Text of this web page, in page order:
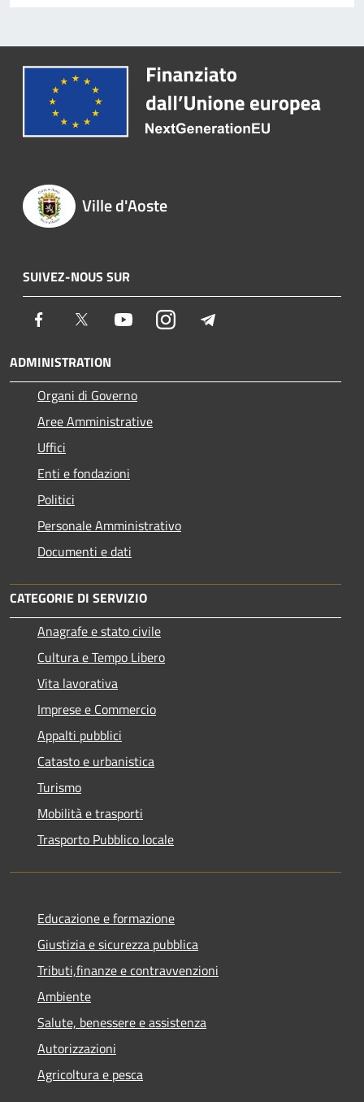
Ville d'Aoste
SUIVEZ-NOUS SUR
Facebook Twitter YoutubeInstagram
ADMINISTRATION
Organi di Governo
Aree Amministrative
Uffici
Enti e fondazioni
Politici
Personale Amministrativo
Documenti e dati
CATEGORIE DI SERVIZIO
Anagrafe e stato civile
Cultura e Tempo Libero
Vita lavorativa
Imprese e Commercio
Appalti pubblici
Catasto e urbanistica
Turismo
Mobilità e trasporti
Trasporto Pubblico locale
Educazione e formazione
Giustizia e sicurezza pubblica
Tributi,finanze e contravvenzioni
Ambiente
Salute, benessere e assistenza
Autorizzazioni
Agricoltura e pesca